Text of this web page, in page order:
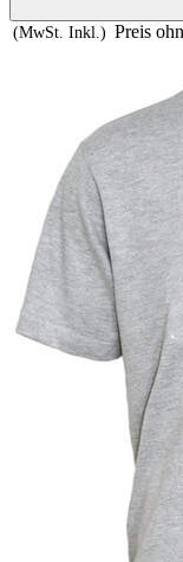
(MwSt. Inkl.) Preis